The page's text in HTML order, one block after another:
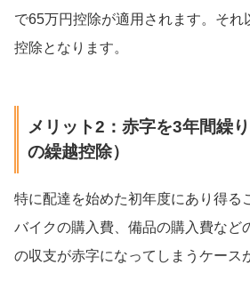
で65万円控除が適用されます。それ
控除となります。
メリット2：赤字を3年間繰
の繰越控除）
特に配達を始めた初年度にあり得る
バイクの購入費、備品の購入費など
の収支が赤字になってしまうケース